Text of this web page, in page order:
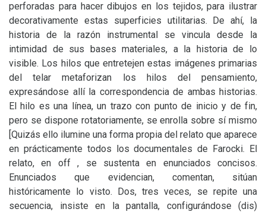
perforadas para hacer dibujos en los tejidos, para ilustrar
decorativamente estas superficies utilitarias. De ahí, la
historia de la razón instrumental se vincula desde la
intimidad de sus bases materiales, a la historia de lo
visible. Los hilos que entretejen estas imágenes primarias
del telar metaforizan los hilos del pensamiento,
expresándose allí la correspondencia de ambas historias.
El hilo es una línea, un trazo con punto de inicio y de fin,
pero se dispone rotatoriamente, se enrolla sobre sí mismo
[Quizás ello ilumine una forma propia del relato que aparece
en prácticamente todos los documentales de Farocki. El
relato, en off , se sustenta en enunciados concisos.
Enunciados que evidencian, comentan, sitúan
históricamente lo visto. Dos, tres veces, se repite una
secuencia, insiste en la pantalla, configurándose (dis)